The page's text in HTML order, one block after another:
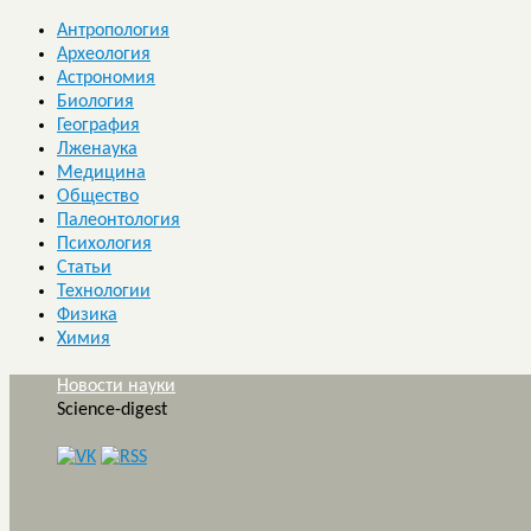
Антропология
Археология
Астрономия
Биология
География
Лженаука
Медицина
Общество
Палеонтология
Психология
Статьи
Технологии
Физика
Химия
Новости науки
Science-digest